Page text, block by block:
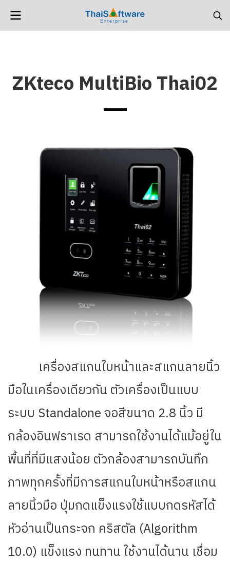
ZKteco MultiBio Thai02
เครื่องสแกนใบหน้าและสแกนลายนิ้ว
มือในเครื่องเดียวกัน ตัวเครื่องเป็นแบบ
ระบบ Standalone จอสีขนาด 2.8 นิ้ว มี
กล้องอินฟราเรด สามารถใช้งานได้แม้อยู่ใน
พื้นที่ที่มีแสงน้อย ตัวกล้องสามารถบันทึก
ภาพทุกครั้งที่มีการสแกนใบหน้าหรือสแกน
ลายนิ้วมือ ปุ่มกดแข็งแรงใช้แบบกดรหัสได้
หัวอ่านเป็นกระจก คริสตัล (Algorithm
10.0) แข็งแรง ทนทาน ใช้งานได้นาน เชื่อม